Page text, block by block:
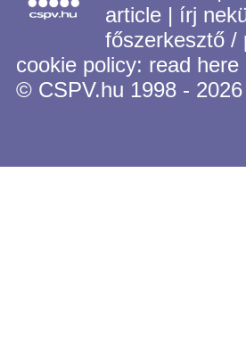
article | írj
főszerkesztő
cookie policy: read here
© CSPV.hu 1998 - 2026